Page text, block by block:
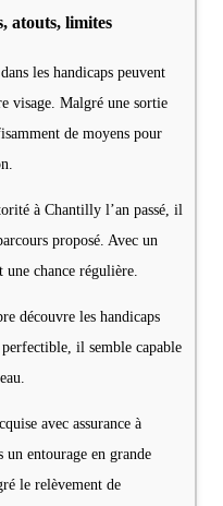
atouts, limites
les handicaps peuvent
visage. Malgré une sortie
de moyens pour
à Chantilly l’an passé, il
proposé. Avec un
chance régulière.
découvre les handicaps
il semble capable
avec assurance à
entourage en grande
le relèvement de